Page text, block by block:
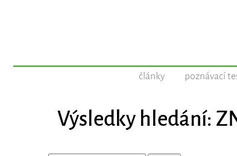
články poznávací
Výsledky hledání: